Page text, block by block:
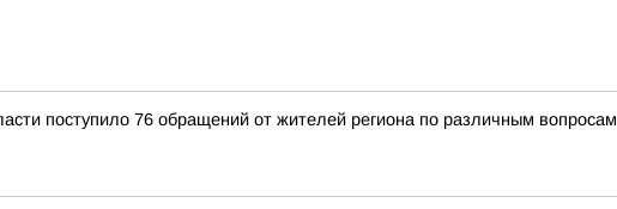
поступило 76 обращений от жителей региона по различным вопросам